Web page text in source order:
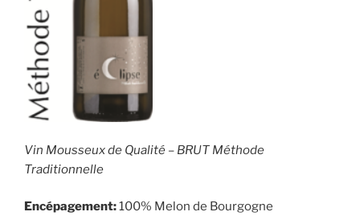
Vin Mousseux de Qualité – BRUT Méthode
Traditionnelle
Encépagement:100% Melon de Bourgogne